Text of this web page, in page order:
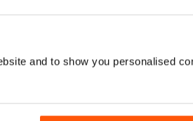
and to show you personalised